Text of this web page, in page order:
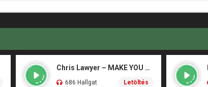
Chris Lawyer – MAKE YOU FLY
686 Hallgat Letöltés